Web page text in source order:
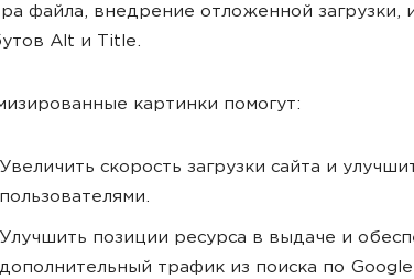
файла, внедрение отложенной загрузки,
Alt и Title.
картинки помогут:
Увеличить скорость загрузки сайта и
пользователями.
Улучшить позиции ресурса в выдаче и
дополнительный трафик из поиска по Google